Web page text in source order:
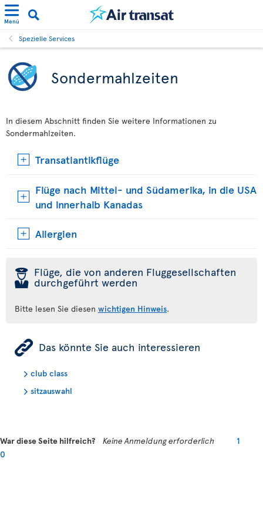
Menü
Spezielle Services
Sondermahlzeiten
In diesem Abschnitt finden Sie weitere Informationen zu
Sondermahlzeiten.
Transatlantikflüge
Flüge nach Mittel- und Südamerika, in die USA
und innerhalb Kanadas
Allergien
þ Flüge, die von anderen Fluggesellschaften
durchgeführt werden
Bitte lesen Sie diesen wichtigen Hinweis.
ÿ Das könnte Sie auch interessieren
club class
sitzauswahl
War diese Seite hilfreich? Keine Anmeldung erforderlich
1
0